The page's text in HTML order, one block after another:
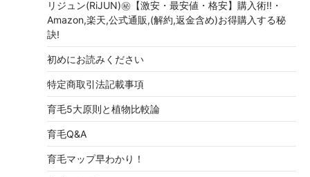
リジュン(RiJUN)㊙【激安・最安値・格安】購入術!!・
Amazon,楽天,公式通販,(解約,返金含め)お得購入する秘
訣!
初めにお読みください
特定商取引法記載事項
育毛5大原則と植物比較論
育毛Q&A
育毛マップ早わかり！